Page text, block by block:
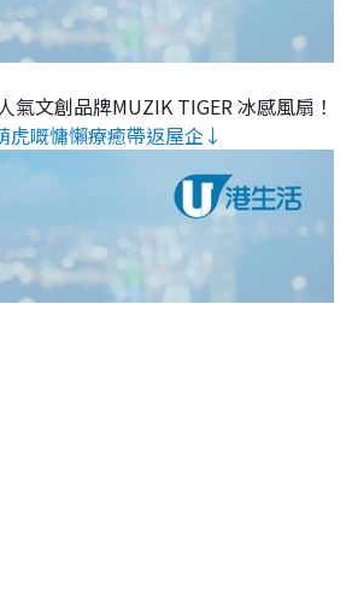
氣文創品牌MUZIK TIGER 冰感風扇！
虎嘅慵懶療癒帶返屋企↓